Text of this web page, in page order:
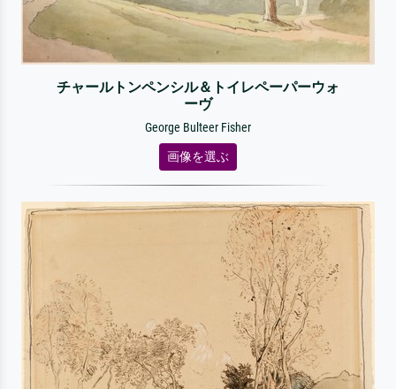
チャールトンペンシル＆トイレペーパーウォ
ーヴ
George Bulteer Fisher
画像を選ぶ